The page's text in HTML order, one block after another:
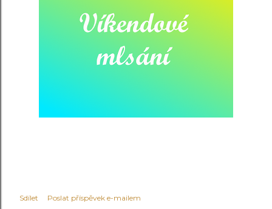
Sdílet
Poslat příspěvek e-mailem